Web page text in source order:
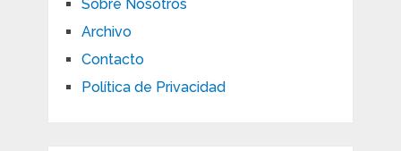
Sobre Nosotros
Archivo
Contacto
Política de Privacidad